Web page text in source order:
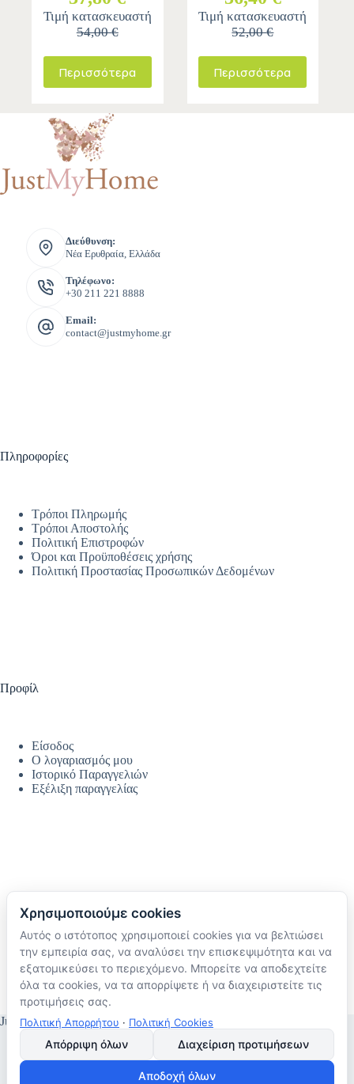
Τιμή κατασκευαστή
54,00 €
Περισσότερα
Τιμή κατασκευαστή
52,00 €
Περισσότερα
Διεύθυνση:
Νέα Ερυθραία, Ελλάδα
Τηλέφωνο:
+30 211 221 8888
Email:
contact@justmyhome.gr
Πληροφορίες
Τρόποι Πληρωμής
Τρόποι Αποστολής
Πολιτική Επιστροφών
Όροι και Προϋποθέσεις χρήσης
Πολιτική Προστασίας Προσωπικών Δεδομένων
Προφίλ
Είσοδος
Ο λογαριασμός μου
Ιστορικό Παραγγελιών
Εξέλιξη παραγγελίας
Ακολουθήστε μας
TikTok
Instagram
Facebook
JustMyHome © Copyright 2026
Χρησιμοποιούμε cookies
Αυτός ο ιστότοπος χρησιμοποιεί cookies για να βελτιώσει
την εμπειρία σας, να αναλύσει την επισκεψιμότητα και να
εξατομικεύσει το περιεχόμενο. Μπορείτε να αποδεχτείτε
όλα τα cookies, να τα απορρίψετε ή να διαχειριστείτε τις
προτιμήσεις σας.
Πολιτική Απορρήτου · Πολιτική Cookies
Απόρριψη όλων Διαχείριση προτιμήσεων
Αποδοχή όλων